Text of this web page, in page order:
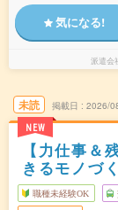
気になる!
派遣会
未読
NEW
掲載日 2026/
【力仕事＆
きるモノづ
職種未経験OK